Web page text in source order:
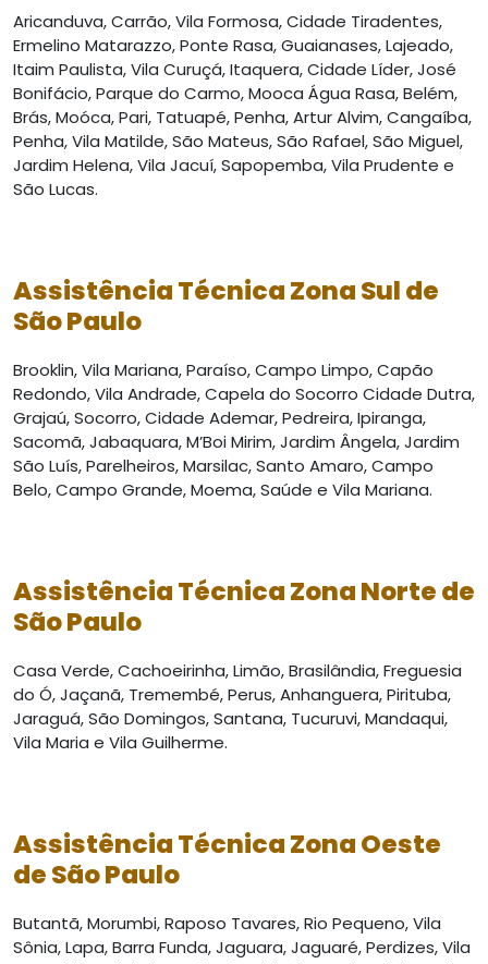
Aricanduva, Carrão, Vila Formosa, Cidade Tiradentes,
Ermelino Matarazzo, Ponte Rasa, Guaianases, Lajeado,
Itaim Paulista, Vila Curuçá, Itaquera, Cidade Líder, José
Bonifácio, Parque do Carmo, Mooca Água Rasa, Belém,
Brás, Moóca, Pari, Tatuapé, Penha, Artur Alvim, Cangaíba,
Penha, Vila Matilde, São Mateus, São Rafael, São Miguel,
Jardim Helena, Vila Jacuí, Sapopemba, Vila Prudente e
São Lucas.
Assistência TécnicaZona Sul de
São Paulo
Brooklin, Vila Mariana, Paraíso, Campo Limpo, Capão
Redondo, Vila Andrade, Capela do Socorro Cidade Dutra,
Grajaú, Socorro, Cidade Ademar, Pedreira, Ipiranga,
Sacomã, Jabaquara, M’Boi Mirim, Jardim Ângela, Jardim
São Luís, Parelheiros, Marsilac, Santo Amaro, Campo
Belo, Campo Grande, Moema, Saúde e Vila Mariana.
Assistência TécnicaZona Norte de
São Paulo
Casa Verde, Cachoeirinha, Limão, Brasilândia, Freguesia
do Ó, Jaçanã, Tremembé, Perus, Anhanguera, Pirituba,
Jaraguá, São Domingos, Santana, Tucuruvi, Mandaqui,
Vila Maria e Vila Guilherme.
Assistência TécnicaZona Oeste
de São Paulo
Butantã, Morumbi, Raposo Tavares, Rio Pequeno, Vila
Sônia, Lapa, Barra Funda, Jaguara, Jaguaré, Perdizes, Vila